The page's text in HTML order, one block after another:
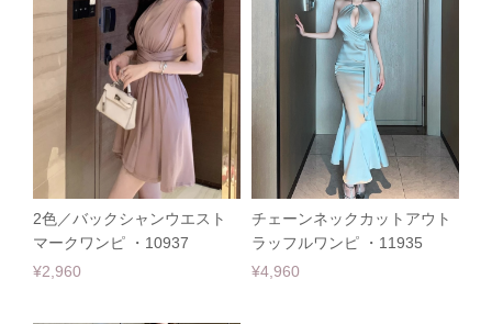
2色／バックシャンウエスト
マークワンピ ・10937
¥2,960
チェーンネックカットアウト
ラッフルワンピ ・11935
¥4,960